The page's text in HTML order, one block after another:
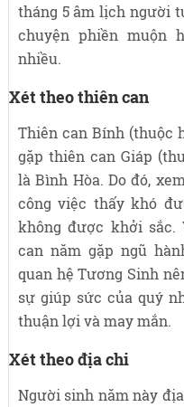
tháng 5 âm lịch người
chuyện phiền muộn
nhiều.
Xét theo thiên can
Thiên can Bính (thuộc
gặp thiên can Giáp
là Bình Hòa. Do đó,
công việc thấy khó
không được khởi sắc.
can năm gặp ngũ
quan hệ Tương Sinh
sự giúp sức của quý
thuận lợi và may mắn.
Xét theo địa chi
Người sinh năm này